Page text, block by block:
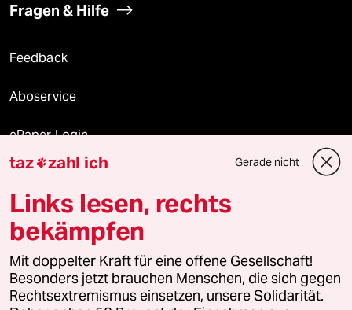
Fragen & Hilfe
Feedback
Aboservice
ePaper Login
Downloads für Abonnierende
© 2026 taz Verlags und Vertriebs GmbH
Alle Rechte vorbehalten. Bei rechtlichen Fragen oder für Genehmigungen
wenden Sie sich bitte an
lizenzen@taz.de
taz zahl ich Gerade nicht
Links lesen, rechts
bekämpfen
Mit doppelter Kraft für eine offene Gesellschaft!
Besonders jetzt brauchen Menschen, die sich gegen
Rechtsextremismus einsetzen, unsere Solidarität.